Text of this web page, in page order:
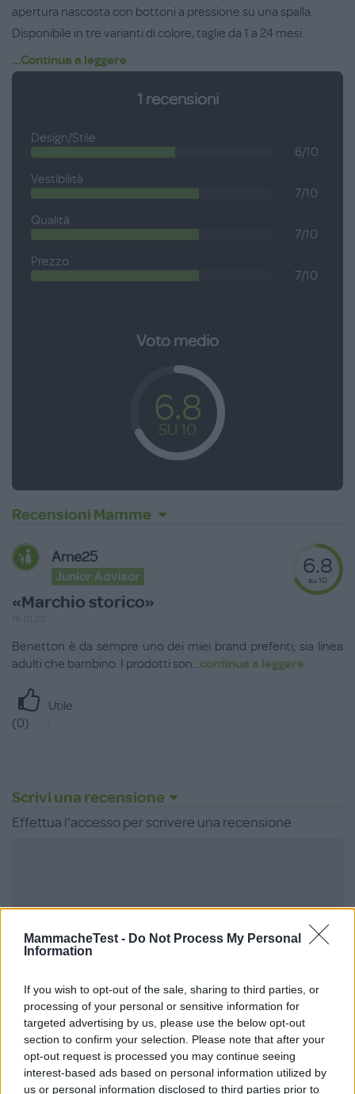
MammacheTest - Do Not Process My Personal
Information
If you wish to opt-out of the sale, sharing to third parties, or
processing of your personal or sensitive information for
targeted advertising by us, please use the below opt-out
section to confirm your selection. Please note that after your
opt-out request is processed you may continue seeing
interest-based ads based on personal information utilized by
us or personal information disclosed to third parties prior to
apertura nascosta con bottoni a pressione su una spalla.
Disponibile in tre varianti di colore, taglie da 1 a 24 mesi.
...Continua a leggere
1 recensioni
Design/Stile
6/10
Vestibilità
7/10
Qualità
7/10
Prezzo
7/10
Voto medio
6.8
SU 10
Recensioni Mamme
Ame25
Junior Advisor
«Marchio storico»
6.8
su 10
Benetton è da sempre uno dei miei brand preferiti; sia linea
adulti che bambino. I prodotti son...continua a leggere
Utile
(0)
Scrivi una recensione
Effettua l'accesso per scrivere una recensione
MammacheTest?
LOGIN